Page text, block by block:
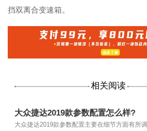
挡双离合变速箱。
相关阅读
大众捷达2019款参数配置怎么样?
大众捷达2019款参数配置主要在细节方面有所调